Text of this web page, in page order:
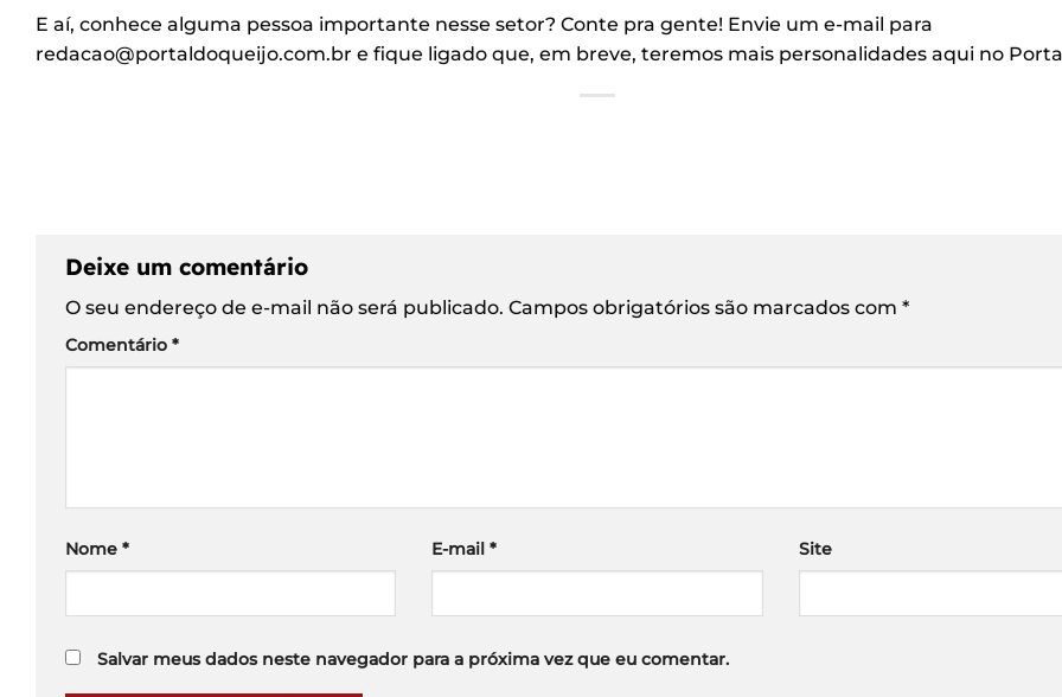
E aí, conhece alguma pessoa importante nesse setor? Conte pra gente! Envie um e-mail para
redacao@portaldoqueijo.com.br e fique ligado que, em breve, teremos mais personalidades aqui no
Deixe um comentário
O seu endereço de e-mail não será publicado. Campos obrigatórios são marcados com *
Comentário *
Nome * E-mail* Site
Salvar meus dados neste navegador para a próxima vez que eu comentar.